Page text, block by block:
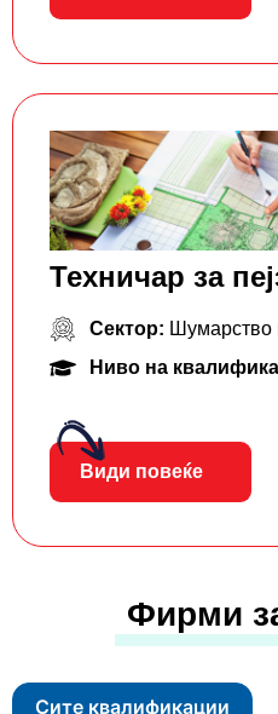
Техничар за
Сектор: Шумарство
Ниво на
Види повеќе
Фирми
Сите квалификации